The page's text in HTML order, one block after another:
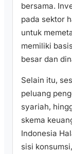
bersama.
pada sektor
untuk
memiliki
besar dan
Selain itu,
peluang
syariah,
skema
Indonesia
sisi